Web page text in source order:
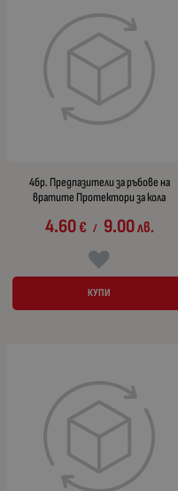
4бр. Предпазители за ръбове на
вратите Протектори за кола
4.60€ / 9.00лв.
КУПИ